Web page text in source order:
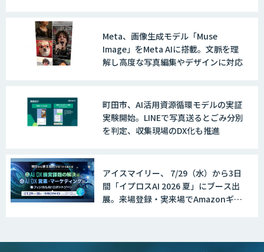
Meta、画像生成モデル「Muse
Image」をMeta AIに搭載。文脈を理
解し高度な写真編集やデザインに対応
町田市、AI活用資源循環モデルの実証
実験開始。LINEで写真送るとごみ分別
を判定、収集現場のDX化も推進
アイスマイリー、 7/29（水）から3日
間「イプロスAI 2026 夏」にブース出
展。来場登録・実来場でAmazonギフ